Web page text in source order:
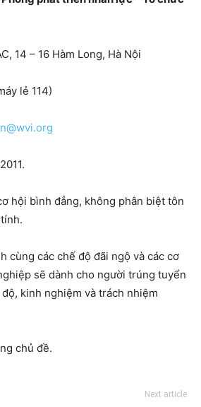
14 – 16 Hàm Long, Hà Nội
lẻ 114)
hội bình đẳng, không phân biệt tôn
cùng các chế độ đãi ngộ và các cơ
sẽ dành cho người trúng tuyển
kinh nghiệm và trách nhiệm
chủ đề.
Next article